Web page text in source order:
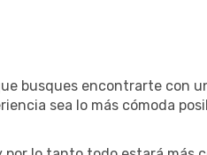
busques encontrarte con
sea lo más cómoda